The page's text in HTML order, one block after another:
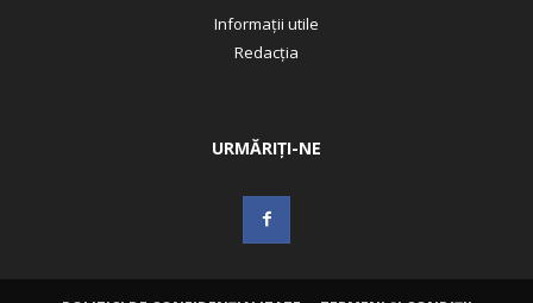
Informații utile
Redacția
URMĂRIȚI-NE